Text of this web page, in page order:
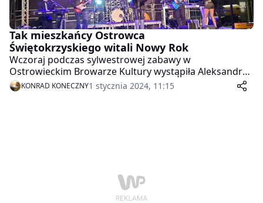
Tak mieszkańcy Ostrowca
Świętokrzyskiego witali Nowy Rok
Wczoraj podczas sylwestrowej zabawy w
Ostrowieckim Browarze Kultury wystąpiła Aleksandra
Szwed. Tak mieszkańcy Ostrowca Św. witali Nowy Rok
– galeria poniżej!
KONRAD KONECZNY1 stycznia 2024, 11:15